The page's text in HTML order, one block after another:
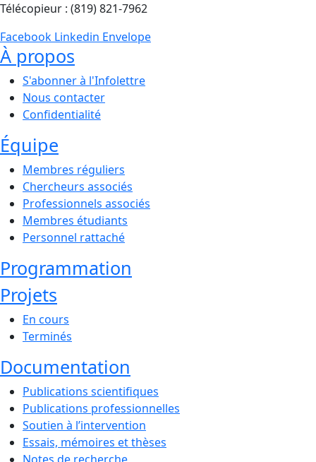
Télécopieur : (819) 821-7962
Facebook Linkedin Envelope
À propos
S'abonner à l'Infolettre
Nous contacter
Confidentialité
Équipe
Membres réguliers
Chercheurs associés
Professionnels associés
Membres étudiants
Personnel rattaché
Programmation
Projets
En cours
Terminés
Documentation
Publications scientifiques
Publications professionnelles
Soutien à l’intervention
Essais, mémoires et thèses